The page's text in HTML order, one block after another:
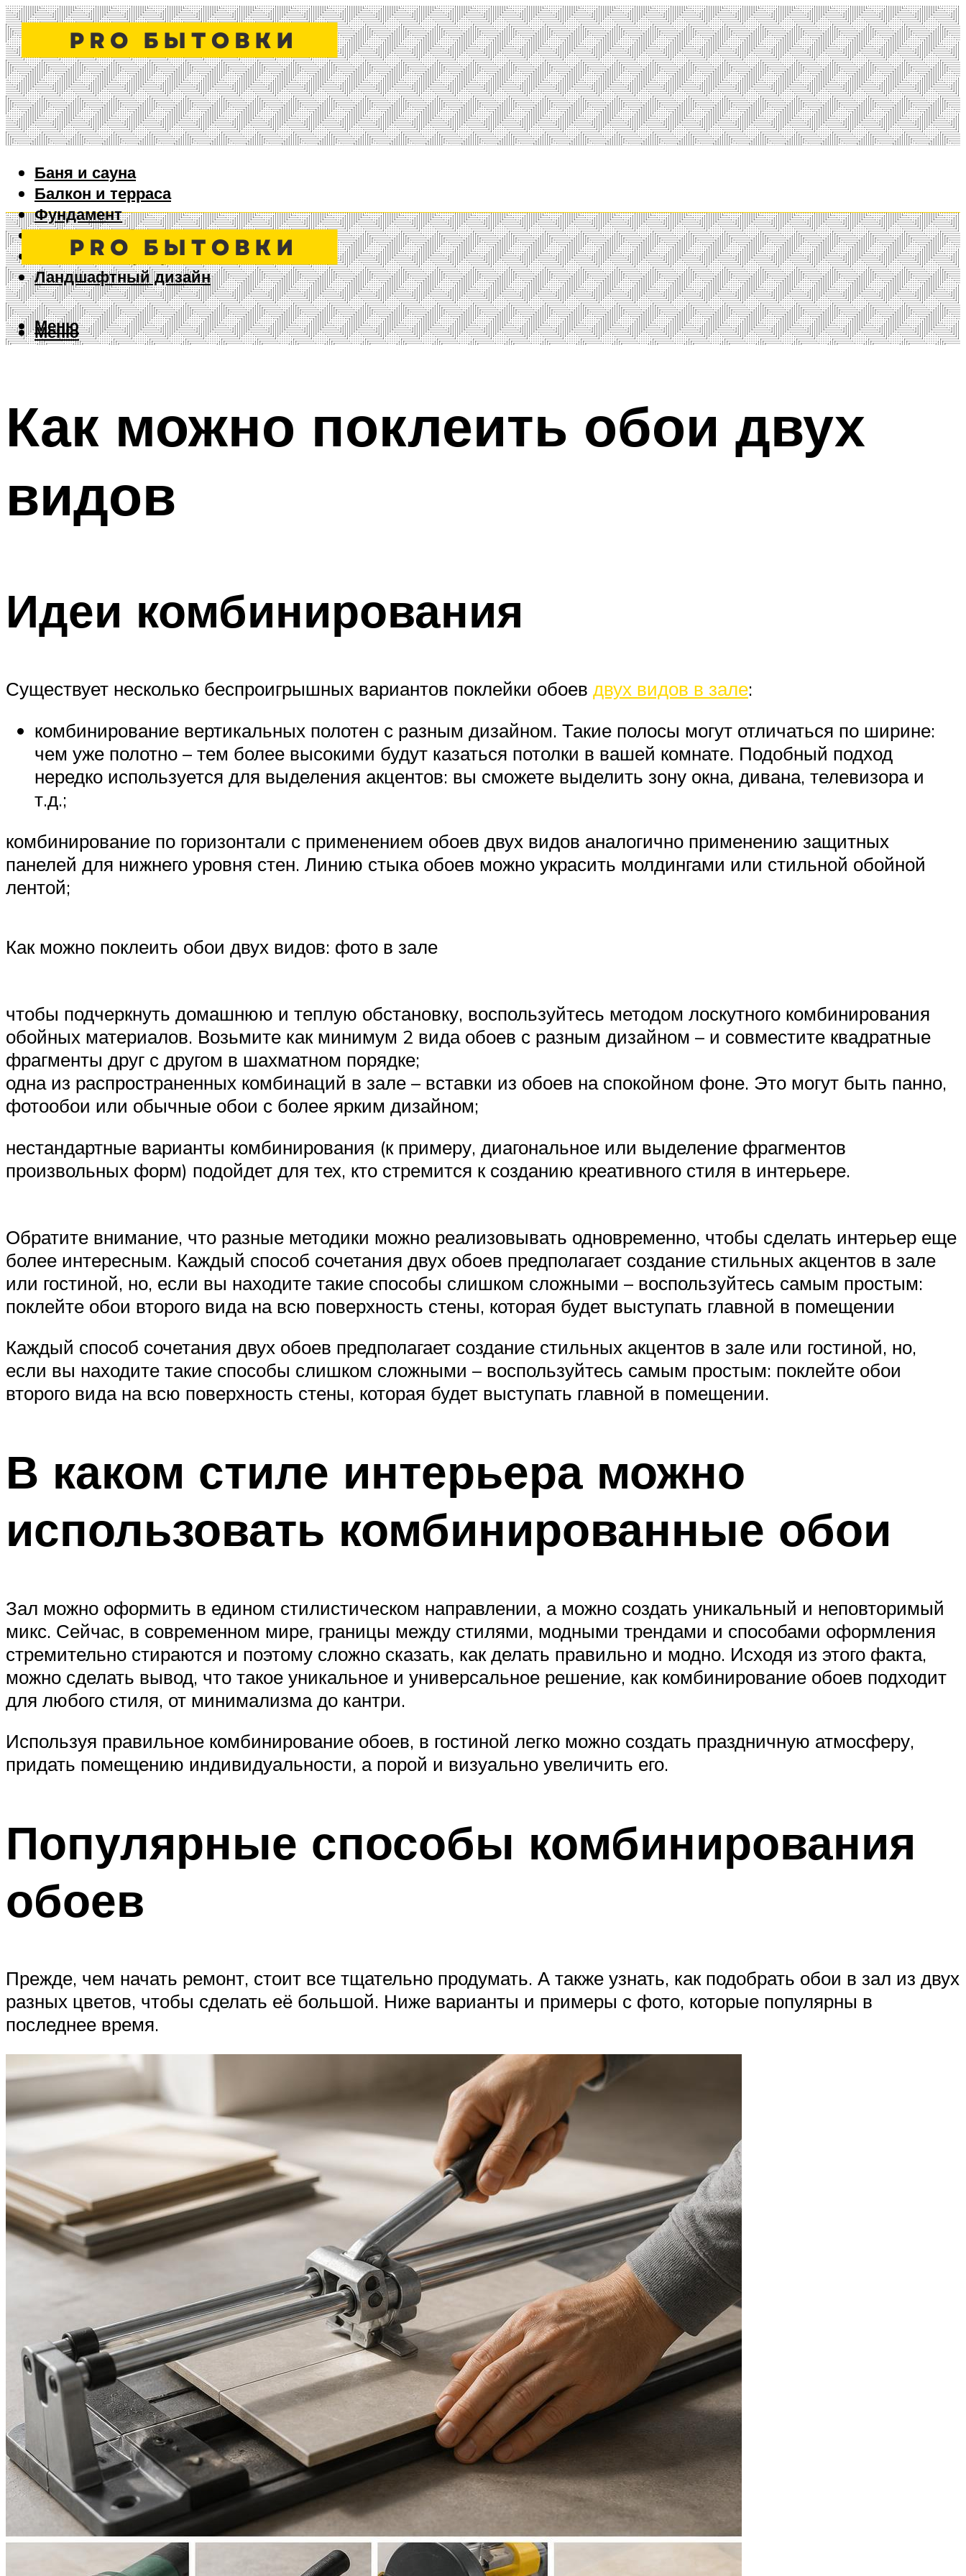
Баня и сауна
Балкон и терраса
Фундамент
Ворота и забор
Дизайн интерьера
Ландшафтный дизайн
Меню
Меню
Как можно поклеить обои двух
видов
Идеи комбинирования
Существует несколько беспроигрышных вариантов поклейки обоев двух видов в зале:
комбинирование вертикальных полотен с разным дизайном. Такие полосы могут отличаться по ширине:
чем уже полотно – тем более высокими будут казаться потолки в вашей комнате. Подобный подход
нередко используется для выделения акцентов: вы сможете выделить зону окна, дивана, телевизора и
т.д.;
комбинирование по горизонтали с применением обоев двух видов аналогично применению защитных
панелей для нижнего уровня стен. Линию стыка обоев можно украсить молдингами или стильной обойной
лентой;
Как можно поклеить обои двух видов: фото в зале
чтобы подчеркнуть домашнюю и теплую обстановку, воспользуйтесь методом лоскутного комбинирования
обойных материалов. Возьмите как минимум 2 вида обоев с разным дизайном – и совместите квадратные
фрагменты друг с другом в шахматном порядке;
одна из распространенных комбинаций в зале – вставки из обоев на спокойном фоне. Это могут быть панно,
фотообои или обычные обои с более ярким дизайном;
нестандартные варианты комбинирования (к примеру, диагональное или выделение фрагментов
произвольных форм) подойдет для тех, кто стремится к созданию креативного стиля в интерьере.
Обратите внимание, что разные методики можно реализовывать одновременно, чтобы сделать интерьер еще
более интересным. Каждый способ сочетания двух обоев предполагает создание стильных акцентов в зале
или гостиной, но, если вы находите такие способы слишком сложными – воспользуйтесь самым простым:
поклейте обои второго вида на всю поверхность стены, которая будет выступать главной в помещении
Каждый способ сочетания двух обоев предполагает создание стильных акцентов в зале или гостиной, но,
если вы находите такие способы слишком сложными – воспользуйтесь самым простым: поклейте обои
второго вида на всю поверхность стены, которая будет выступать главной в помещении.
В каком стиле интерьера можно
использовать комбинированные обои
Зал можно оформить в едином стилистическом направлении, а можно создать уникальный и неповторимый
микс. Сейчас, в современном мире, границы между стилями, модными трендами и способами оформления
стремительно стираются и поэтому сложно сказать, как делать правильно и модно. Исходя из этого факта,
можно сделать вывод, что такое уникальное и универсальное решение, как комбинирование обоев подходит
для любого стиля, от минимализма до кантри.
Используя правильное комбинирование обоев, в гостиной легко можно создать праздничную атмосферу,
придать помещению индивидуальности, а порой и визуально увеличить его.
Популярные способы комбинирования
обоев
Прежде, чем начать ремонт, стоит все тщательно продумать. А также узнать, как подобрать обои в зал из двух
разных цветов, чтобы сделать её большой. Ниже варианты и примеры с фото, которые популярны в
последнее время.